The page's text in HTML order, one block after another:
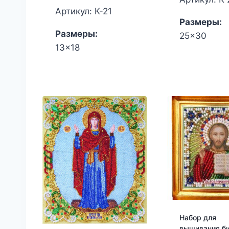
Артикул: К-21
Размеры:
13x18
Размеры:
25x30
Набор для